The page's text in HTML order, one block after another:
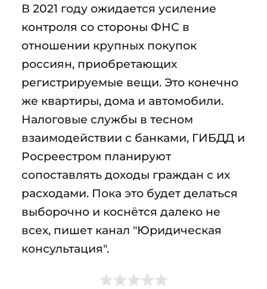
В 2021 году ожидается усиление
контроля со стороны ФНС в
отношении крупных покупок
россиян, приобретающих
регистрируемые вещи. Это конечно
же квартиры, дома и автомобили.
Налоговые службы в тесном
взаимодействии с банками, ГИБДД и
Росреестром планируют
сопоставлять доходы граждан с их
расходами. Пока это будет делаться
выборочно и коснётся далеко не
всех, пишет канал "Юридическая
консультация".